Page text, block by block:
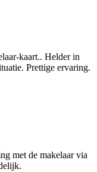
kaart.. Helder in
Prettige ervaring.
met de makelaar via